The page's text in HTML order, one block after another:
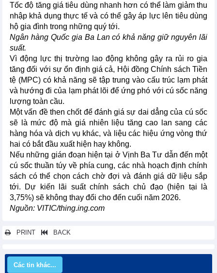
Tốc độ tăng giá tiêu dùng nhanh hơn có thể làm giảm thu
nhập khả dụng thực tế và có thể gây áp lực lên tiêu dùng
hộ gia đình trong những quý tới.
Ngân hàng Quốc gia Ba Lan có khả năng giữ nguyên lãi
suất.
Vì động lực thị trường lao động không gây ra rủi ro gia
tăng đối với sự ổn định giá cả, Hội đồng Chính sách Tiền
tệ (MPC) có khả năng sẽ tập trung vào cấu trúc lạm phát
và hướng đi của lạm phát lõi để ứng phó với cú sốc năng
lượng toàn cầu.
Một vấn đề then chốt để đánh giá sự dai dẳng của cú sốc
sẽ là mức độ mà giá nhiên liệu tăng cao lan sang các
hàng hóa và dịch vụ khác, và liệu các hiệu ứng vòng thứ
hai có bắt đầu xuất hiện hay không.
Nếu những gián đoạn hiện tại ở Vịnh Ba Tư dẫn đến một
cú sốc thuần túy về phía cung, các nhà hoạch định chính
sách có thể chọn cách chờ đợi và đánh giá dữ liệu sắp
tới. Dự kiến lãi suất chính sách chủ đạo (hiện tại là
3,75%) sẽ không thay đổi cho đến cuối năm 2026.
Nguồn: VITIC/thing.ing.com
PRINT BACK
Các tin khác...